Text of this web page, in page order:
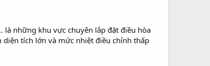
những khu vực chuyên lắp đặt điều hòa
tích lớn và mức nhiệt điều chỉnh thấp